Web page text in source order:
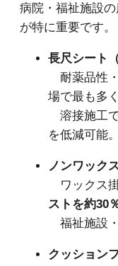
病院・福祉施設の
が特に重要です。
長尺シート
耐薬品性
場で最も多
溶接施工
を低減可能。
ノンワック
ワックス掛
ストを約30
福祉施設・
クッション